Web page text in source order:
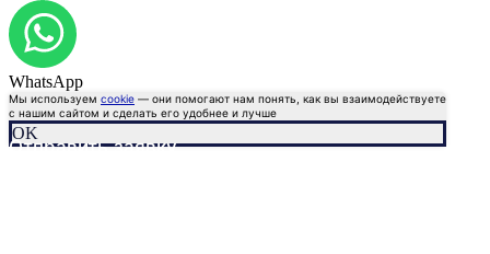
Отправить заявку
WhatsApp
Мы используем cookie — они помогают нам понять, как вы взаимодействуете
с нашим сайтом и сделать его удобнее и лучше
OK